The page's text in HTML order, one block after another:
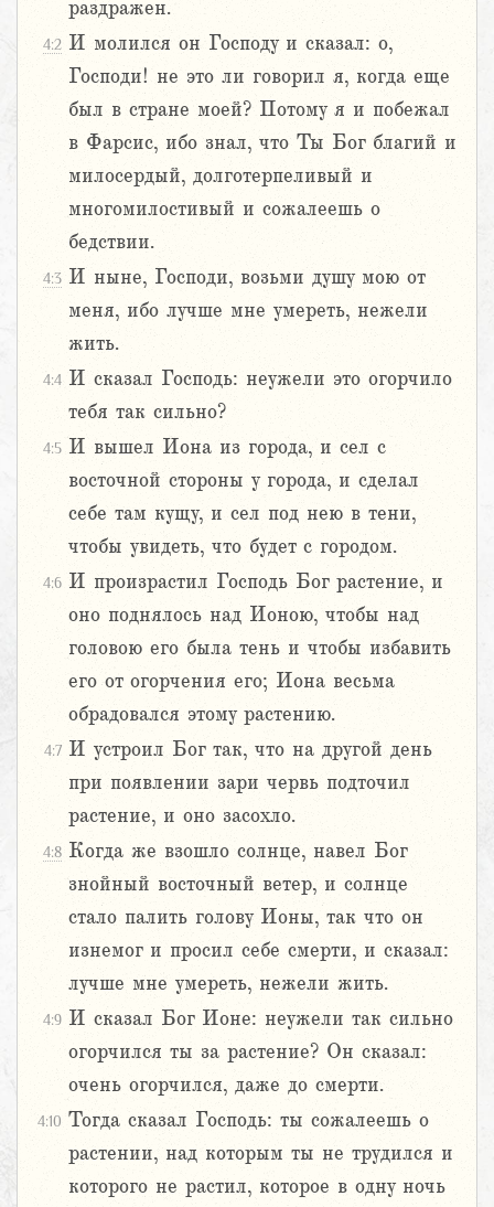
раздражен.
4:2 И молился он Господу и сказал: о,
Господи! не это ли говорил я, когда еще
был в стране моей? Потому я и побежал
в Фарсис, ибо знал, что Ты Бог благий и
милосердый, долготерпеливый и
многомилостивый и сожалеешь о
бедствии.
4:3 И ныне, Господи, возьми душу мою от
меня, ибо лучше мне умереть, нежели
жить.
4:4 И сказал Господь: неужели это огорчило
тебя так сильно?
4:5 И вышел Иона из города, и сел с
восточной стороны у города, и сделал
себе там кущу, и сел под нею в тени,
чтобы увидеть, что будет с городом.
4:6 И произрастил Господь Бог растение, и
оно поднялось над Ионою, чтобы над
головою его была тень и чтобы избавить
его от огорчения его; Иона весьма
обрадовался этому растению.
4:7 И устроил Бог так, что на другой день
при появлении зари червь подточил
растение, и оно засохло.
4:8 Когда же взошло солнце, навел Бог
знойный восточный ветер, и солнце
стало палить голову Ионы, так что он
изнемог и просил себе смерти, и сказал:
лучше мне умереть, нежели жить.
4:9 И сказал Бог Ионе: неужели так сильно
огорчился ты за растение? Он сказал:
очень огорчился, даже до смерти.
4:10 Тогда сказал Господь: ты сожалеешь о
растении, над которым ты не трудился и
которого не растил, которое в одну ночь